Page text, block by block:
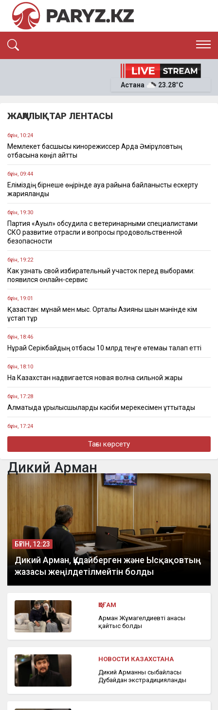
ЭКСКЛЮЗИВ
САЙЛАУ-2026
СҰХБАТ
Астана 23.28°C
ЖАҢАЛЫҚТАР ЛЕНТАСЫ
бүгін, 10:24
Мемлекет басшысы кинорежиссер Ардақ Әмірқұловтың
отбасына көңіл айтты
бүгін, 09:44
Еліміздің бірнеше өңірінде ауа райына байланысты ескерту
жарияланды
бүгін, 19:30
Партия «Ауыл» обсудила с ветеринарными специалистами
СКО развитие отрасли и вопросы продовольственной
безопасности
бүгін, 19:22
Как узнать свой избирательный участок перед выборами:
появился онлайн-сервис
бүгін, 19:01
Қазақстан: мұнай мен мыс. Орталық Азияны шын мәнінде кім
ұстап тұр
бүгін, 18:46
Нұрай Серікбайдың отбасы 10 млрд теңге өтемақы талап етті
бүгін, 18:10
На Казахстан надвигается новая волна сильной жары
бүгін, 17:28
Алматыда құрылысшыларды кәсіби мерекесімен құттықтады
бүгін, 17:24
Организатора продажи поддельных госномеров задержали
бүгін, 16:48
Алматыда жеңіл көлік тоқтап тұрған жүк көлігімен соқтығысты
Тағы көрсету
Дикий Арман
БҮГІН, 12:23
Дикий Арман, Құдайберген және Ысқақовтың
жазасы жеңілдетілмейтін болды
ҚОҒАМ
Арман Жұмагелдиевтің анасы
қайтыс болды
НОВОСТИ КАЗАХСТАНА
Дикий Арманның сыбайласы
Дубайдан экстрадицияланды